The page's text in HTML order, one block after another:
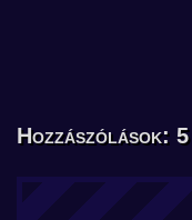
Hozzászólások: 5